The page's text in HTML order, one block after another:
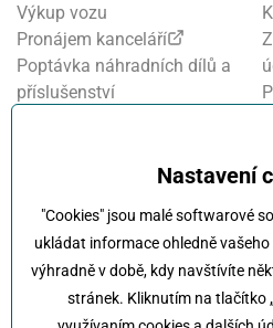
Nastavení
"Cookies" jsou malé softwarové
ukládat informace ohledně
výhradně v době, kdy navštívíte
stránek. Kliknutím na tlačítko
Výkup vozu
Pronájem kanceláří
Poptávka náhradních dílů a
příslušenství